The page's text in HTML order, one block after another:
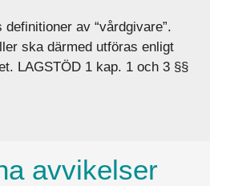
av “vårdgivare”.
ska därmed utföras enligt
LAGSTÖD 1 kap. 1 och 3 §§
avvikelser